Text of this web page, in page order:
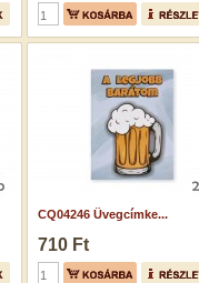
CQ04246 Üvegcímke...
710 Ft